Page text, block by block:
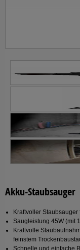
Akku-Staubsauger
Kraftvoller
Saugleistung 45W (mit
Kraftvolle
feinstem
Schnelle und einfache